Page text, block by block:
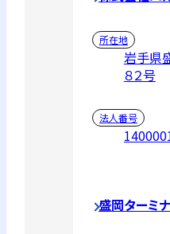
所在地
岩手県
８２号
法人番号
盛岡ターミ